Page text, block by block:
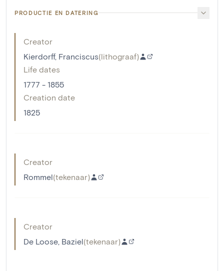
PRODUCTIE EN DATERING
Creator
Kierdorff, Franciscus(lithograaf)
Life dates
1777 - 1855
Creation date
1825
Creator
Rommel(tekenaar)
Creator
De Loose, Baziel(tekenaar)